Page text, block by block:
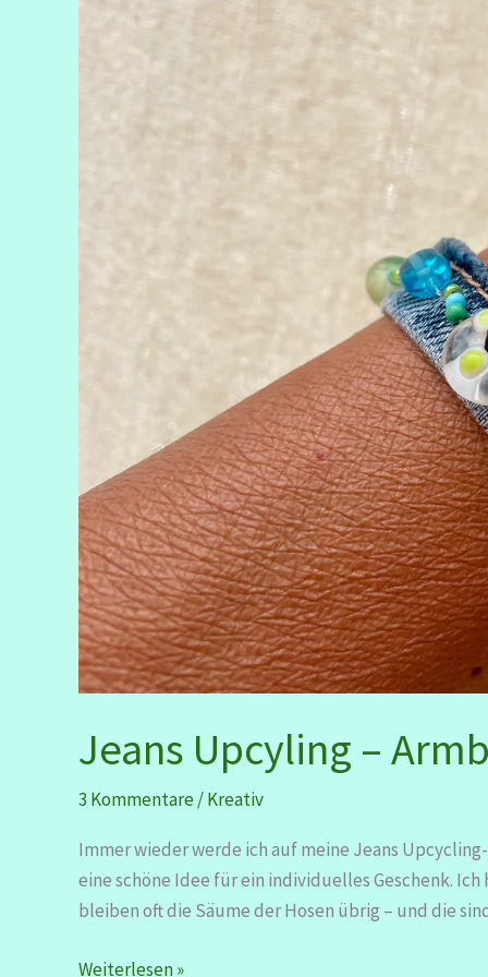
Jeans Upcyling –
3 Kommentare/Kreativ
Immer wieder werde ich auf meine Jeans
eine schöne Idee für ein individuelles Geschenk.
bleiben oft die Säume der Hosen übrig – und die
Jeans
Weiterlesen »